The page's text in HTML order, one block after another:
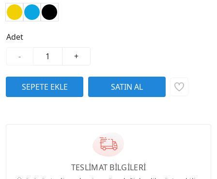
Adet
-
+
TESLİMAT BİLGİLERİ